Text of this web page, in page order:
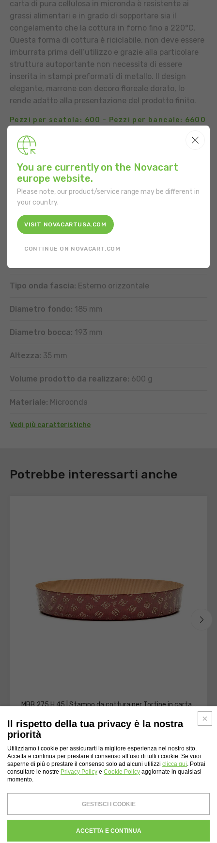
carta di pura cellulosa in micronda è resistente ai
grassi alimentari e in grado di sopportare sia il
congelamento che la cottura in forno fino a 220°C.
Questa forma di cottura è riciclabile, non deve essere
imburrata prima dell’utilizzo e grazie alla particolare
struttura autoportante non necessita di essere
inserita in stampi preformati di metallo. Il design
elegante, marrone con decoro floreale dorato, lo
rende adatto alla presentazione del prodotto finito.
Pezzi per scatola: 600 - Pezzi per bancale: 6600
UTILIZZO
Tipo onda fascia: Esterno orizzontale
Diametro fondo: 185 mm
Diametro bocca: 193 mm
Altezza: 35 mm
Volume prodotto da realizzare: 600 g
Materiale: Microonda
Vedi più caratteristiche
Registrati
Potrebbe interessarti anche
MBB 275 H 45 | Stampo da cottura per Tortine in carta...
PRIVACY COOKIES POLICY CREDITS
You are currently on the Novacart
europe website.
Please note, our product/service range may be different in
your country.
VISIT NOVACARTUSA.COM
CONTINUE ON NOVACART.COM
Il rispetto della tua privacy è la nostra
priorità
Utilizziamo i cookie per assicurarti la migliore esperienza nel nostro sito.
Accetta e continua per prestare il consenso all’uso di tutti i cookie. Se vuoi
saperne di più o prestare il consenso solo ad alcuni utilizzi clicca qui. Potrai
consultare le nostre Privacy Policy e Cookie Policy aggiornate in qualsiasi
momento.
GESTISCI I COOKIE
ACCETTA E CONTINUA